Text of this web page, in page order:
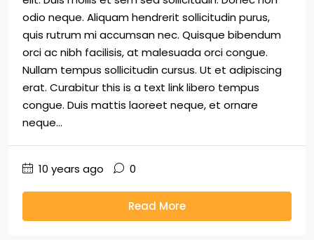
odio neque. Aliquam hendrerit sollicitudin purus,
quis rutrum mi accumsan nec. Quisque bibendum
orci ac nibh facilisis, at malesuada orci congue.
Nullam tempus sollicitudin cursus. Ut et adipiscing
erat. Curabitur this is a text link libero tempus
congue. Duis mattis laoreet neque, et ornare
neque...
10 years ago 0
Read More